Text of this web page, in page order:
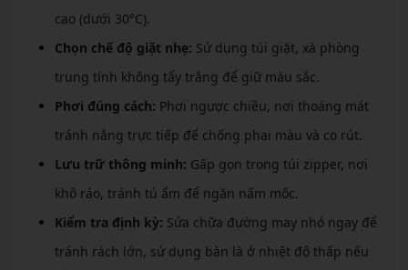
cao (dưới 30°C).
Chọn chế độ giặt nhẹ: Sử dụng túi giặt, xà phòng
trung tính không tẩy trắng để giữ màu sắc.
Phơi đúng cách: Phơi ngược chiều, nơi thoáng mát
tránh nắng trực tiếp để chống phai màu và co rút.
Lưu trữ thông minh: Gấp gọn trong túi zipper, nơi
khô ráo, tránh tủ ẩm để ngăn nấm mốc.
Kiểm tra định kỳ: Sửa chữa đường may nhỏ ngay để
tránh rách lớn, sử dụng bàn là ở nhiệt độ thấp nếu